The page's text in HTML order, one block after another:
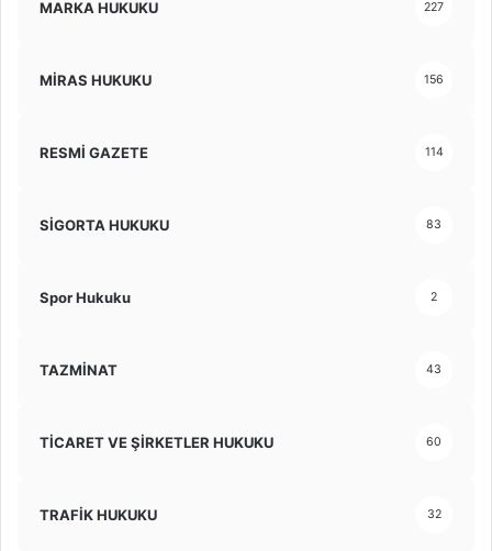
MARKA HUKUKU 227
MİRAS HUKUKU 156
RESMİ GAZETE 114
SİGORTA HUKUKU 83
Spor Hukuku 2
TAZMİNAT 43
TİCARET VE ŞİRKETLER HUKUKU 60
TRAFİK HUKUKU 32